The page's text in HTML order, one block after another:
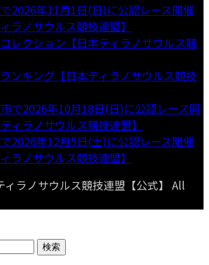
2026年11月1日(日)に公認レース開催
ラノサウルス競技連盟】
レクション【日本ティラノサウルス競
ンキング【日本ティラノサウルス競技
で2026年10月18日(日)に公認レース開
ィラノサウルス競技連盟】
2026年12月5日(土)に公認レース開催
ラノサウルス競技連盟】
ラノサウルス競技連盟【公式】 All